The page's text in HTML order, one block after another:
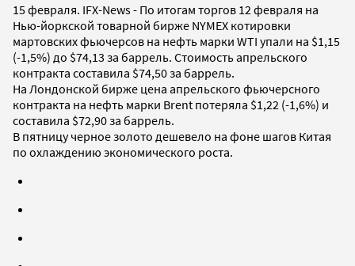
15 февраля. IFX-News - По итогам торгов 12 февраля на
Нью-йоркской товарной бирже NYMEX котировки
мартовских фьючерсов на нефть марки WTI упали на $1,15
(-1,5%) до $74,13 за баррель. Стоимость апрельского
контракта составила $74,50 за баррель.
На Лондонской бирже цена апрельского фьючерсного
контракта на нефть марки Brent потеряла $1,22 (-1,6%) и
составила $72,90 за баррель.
В пятницу черное золото дешевело на фоне шагов Китая
по охлаждению экономического роста.